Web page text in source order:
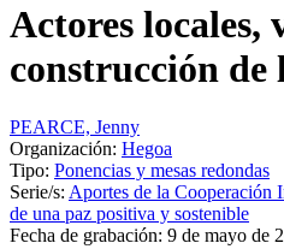
Actores locales,
construcción de
PEARCE, Jenny
Organización: Hegoa
Tipo: Ponencias y mesas redondas
Serie/s: Aportes de la Cooperación
de una paz positiva y sostenible
Fecha de grabación: 9 de mayo de